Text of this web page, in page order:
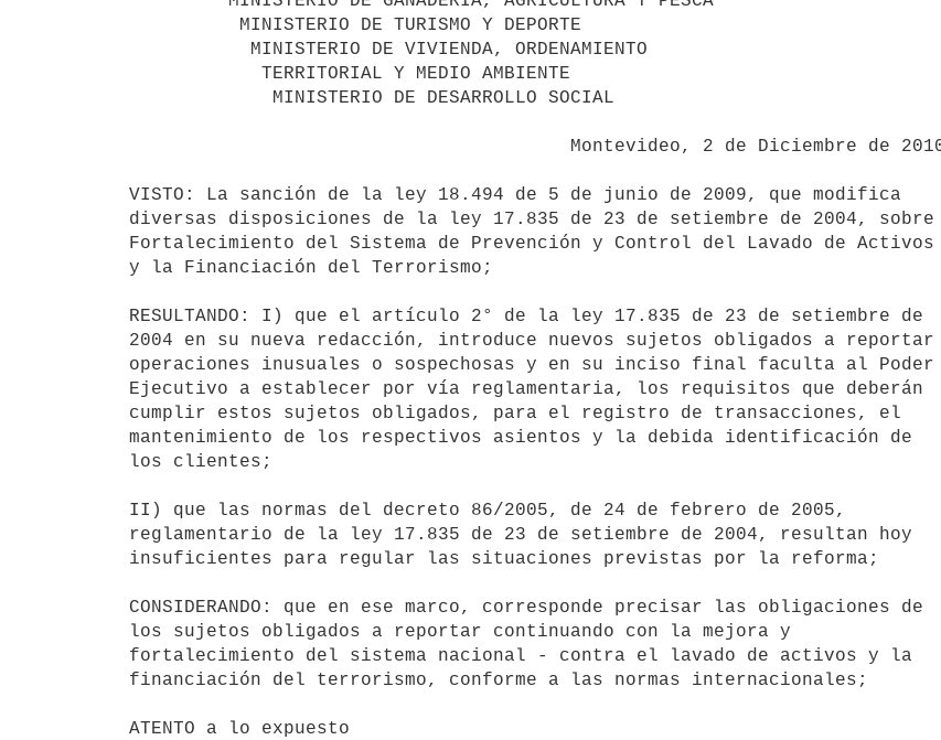
VISTO: La sanción de la ley 18.494 de 5 de junio de 2009, que modifica
diversas disposiciones de la ley 17.835 de 23 de setiembre de 2004, sobre
Fortalecimiento del Sistema de Prevención y Control del Lavado de Activos
y la Financiación del Terrorismo;
RESULTANDO: I) que el artículo 2° de la ley 17.835 de 23 de setiembre de
2004 en su nueva redacción, introduce nuevos sujetos obligados a reportar
operaciones inusuales o sospechosas y en su inciso final faculta al Poder
Ejecutivo a establecer por vía reglamentaria, los requisitos que deberán
cumplir estos sujetos obligados, para el registro de transacciones, el
mantenimiento de los respectivos asientos y la debida identificación de
los clientes;
II) que las normas del decreto 86/2005, de 24 de febrero de 2005,
reglamentario de la ley 17.835 de 23 de setiembre de 2004, resultan hoy
insuficientes para regular las situaciones previstas por la reforma;
CONSIDERANDO: que en ese marco, corresponde precisar las obligaciones de
los sujetos obligados a reportar continuando con la mejora y
fortalecimiento del sistema nacional - contra el lavado de activos y la
financiación del terrorismo, conforme a las normas internacionales;
ATENTO a lo expuesto